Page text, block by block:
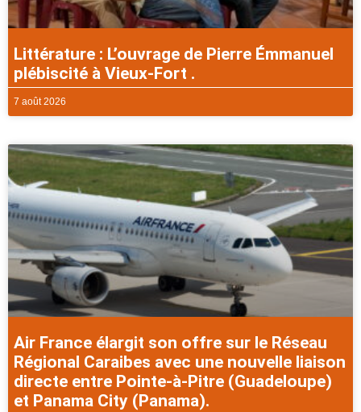
Littérature : L’ouvrage de Pierre Émmanuel
plébiscité à Vieux-Fort .
7 août 2026
Air France élargit son offre sur le Réseau
Régional Caraibes avec une nouvelle liaison
directe entre Pointe-à-Pitre (Guadeloupe)
et Panama City (Panama).